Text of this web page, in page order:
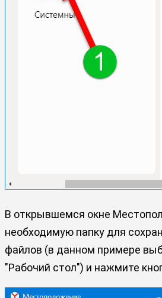
В открывшемся окне
необходимую папку для
файлов (в данном примере
"Рабочий стол") и нажмите